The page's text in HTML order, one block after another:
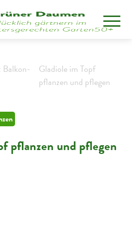
Balkon-
Gladiole im Topf
pflanzen und pflegen
pflanzen und pflegen